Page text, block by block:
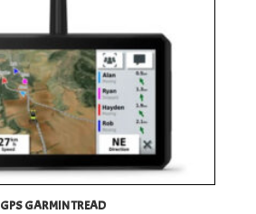
GPS GARMIN TREAD